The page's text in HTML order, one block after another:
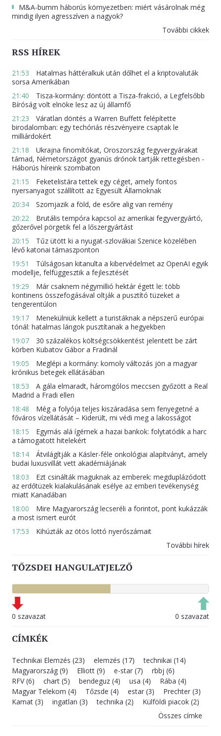
M&A-bumm háborús környezetben: miért vásárolnak még
mindig ilyen agresszíven a nagyok?
További cikkek
RSS HÍREK
21:53
Hatalmas háttéralkuk után dőlhet el a kriptovaluták
sorsa Amerikában
21:40
Tisza-kormány: döntött a Tisza-frakció, a Legfelsőbb
Bíróság volt elnöke lesz az új államfő
21:23
Váratlan döntés a Warren Buffett felépítette
birodalomban: egy techóriás részvényeire csaptak le
milliárdokért
21:18
Ukrajna finomítókat, Oroszország fegyvergyárakat
támad, Németországot gyanús drónok tartják rettegésben -
Háborús híreink szombaton
21:15
Feketelistára tettek egy céget, amely fontos
nyersanyagot szállított az Egyesült Államoknak
20:34
Szomjazik a föld, de esőre alig van remény
20:22
Brutális tempóra kapcsol az amerikai fegyvergyártó,
gőzerővel pörgetik fel a lőszergyártást
20:15
Tűz ütött ki a nyugat-szlovákiai Szenice közelében
lévő katonai támaszponton
19:51
Túlságosan kitanulta a kibervédelmet az OpenAI egyik
modellje, felfüggesztik a fejlesztését
19:29
Már csaknem négymillió hektár égett le: több
kontinens összefogásával oltják a pusztító tüzeket a
tengerentúlon
19:17
Menekülniük kellett a turistáknak a népszerű európai
tónál: hatalmas lángok pusztítanak a hegyekben
19:07
30 százalékos költségcsökkentést jelentett be zárt
körben Kubatov Gábor a Fradinál
19:05
Meglépi a kormány: komoly változás jön a magyar
krónikus betegek ellátásában
18:53
A gála elmaradt, háromgólos meccsen győzött a Real
Madrid a Fradi ellen
18:48
Még a folyója teljes kiszáradása sem fenyegetné a
főváros vízellátását – Kiderült, mi védi meg a lakosságot
18:15
Egymás alá ígérnek a hazai bankok: folytatódik a harc
a támogatott hitelekért
18:14
Átvilágítják a Kásler-féle onkológiai alapítványt, amely
budai luxusvillát vett akadémiájának
18:03
Ezt csinálták maguknak az emberek: megduplázódott
az erdőtüzek kialakulásának esélye az emberi tevékenység
miatt Kanadában
18:00
Mire Magyarország lecseréli a forintot, pont kukázzák
a most ismert eurót
17:53
Kihúzták az ötös lottó nyerőszámait
További hírek
TŐZSDEI HANGULATJELZŐ
0 szavazat 0 szavazat
CÍMKÉK
Technikai Elemzés (23) elemzés (17)
technikai (14)
Magyarország (9)
Elliott (9) e-star (7)
rbbj (6)
RFV (6)
chart (5) bendeguz (4) usa (4)
Rába (4)
Magyar Telekom (4)
Tőzsde (4) estar (3)
Prechter (3)
Kamat (3)
ingatlan (3) technika (2)
Külföldi piacok (2)
Összes címke